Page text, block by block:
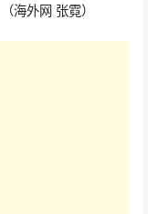
海外网 张霓）